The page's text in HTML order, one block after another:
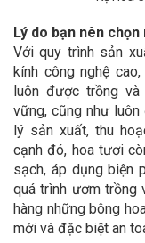
Lý do bạn nên
Với quy trình sản
kính công nghệ
luôn được trồng
vững, cũng như
lý sản xuất, thu
cạnh đó, hoa tươi
sạch, áp dụng biện
quá trình ươm trồng
hàng những bông
mới và đặc biệt an